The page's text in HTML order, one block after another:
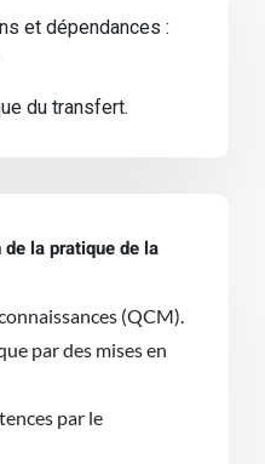
et dépendances :
du transfert.
la pratique de la
(QCM).
par des mises en
par le